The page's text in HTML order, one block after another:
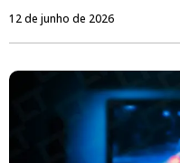
12 de junho de 2026